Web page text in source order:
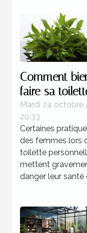
Comment
faire sa
intime ?
Mardi 24 octobre
20:33
Certaines
des femmes lors
toilette
mettent
danger leur santé